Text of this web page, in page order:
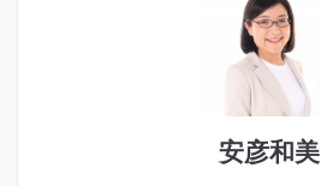
安彦和美